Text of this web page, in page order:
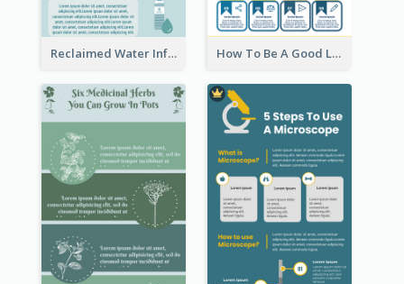
Reclaimed Water Infographic How To Be A Good Leader Infographic